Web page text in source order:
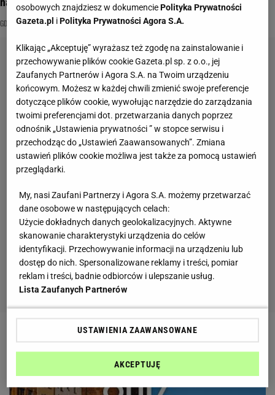
GDAŃSK GEOGRAFIA POLSKI KRAKÓW
osobowych znajdziesz w dokumenciePolityka Prywatności
Gazeta.pl iPolityka Prywatności Agora S.A.
Klikając „Akceptuję” wyrażasz też zgodę na zainstalowanie i
przechowywanie plików cookie Gazeta.pl sp. z o.o., jej
Zaufanych Partnerów i Agora S.A. na Twoim urządzeniu
końcowym. Możesz w każdej chwili zmienić swoje preferencje
dotyczące plików cookie, wywołując narzędzie do zarządzania
twoimi preferencjami dot. przetwarzania danych poprzez
odnośnik „Ustawienia prywatności ” w stopce serwisu i
przechodząc do „Ustawień Zaawansowanych”. Zmiana
ustawień plików cookie możliwa jest także za pomocą ustawień
przeglądarki.
My, nasi Zaufani Partnerzy i Agora S.A. możemy przetwarzać
dane osobowe w następujących celach:
Użycie dokładnych danych geolokalizacyjnych. Aktywne
skanowanie charakterystyki urządzenia do celów
identyfikacji. Przechowywanie informacji na urządzeniu lub
dostęp do nich. Spersonalizowane reklamy i treści, pomiar
reklam i treści, badnie odbiorców i ulepszanie usług.
Lista Zaufanych Partnerów
USTAWIENIA ZAAWANSOWANE
AKCEPTUJĘ